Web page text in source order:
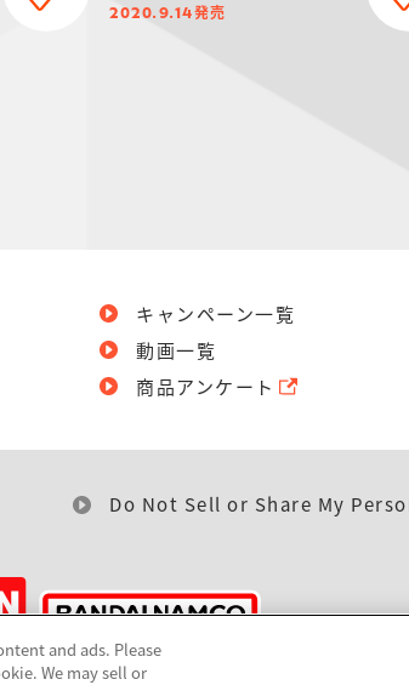
2020.9.14発売
キャンペーン一覧
動画一覧
商品アンケート
Do Not Sell or Share My
and ads. Please
We may sell or